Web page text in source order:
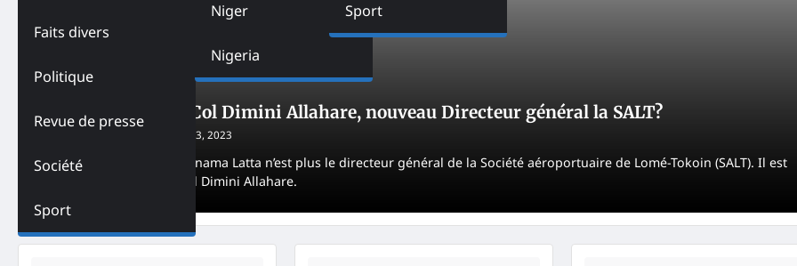
Faits divers
Politique
Revue de presse
Société
Sport
Niger
Nigeria
Sport
Togo- Qui est le Col Dimini Allahare, nouveau Directeur général la SALT?
February 3, 2023
Le Colonel Dokissime Gnama Latta n’est plus le directeur général de la Société aéroportuaire de Lomé-Tokoin (SALT). Il est
remplacé par le Colonel Dimini Allahare.